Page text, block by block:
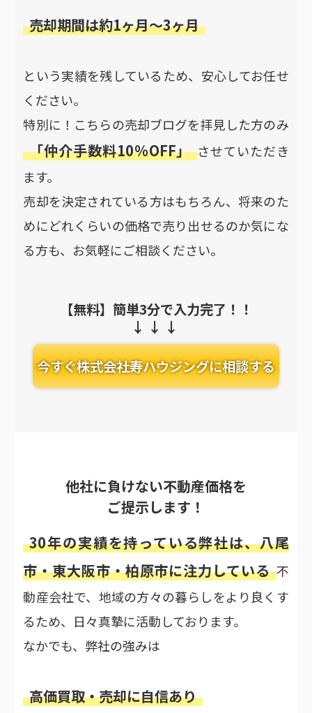
売却期間は約1ヶ月～3ヶ月
という実績を残しているため、安心してお任せ
ください。
特別に！こちらの売却ブログを拝見した方のみ
「仲介手数料10％OFF」 させていただき
ます。
売却を決定されている方はもちろん、将来のた
めにどれくらいの価格で売り出せるのか気にな
る方も、お気軽にご相談ください。
【無料】簡単3分で入力完了！！
今すぐ株式会社寿ハウジングに相談する
他社に負けない不動産価格を
ご提示します！
30年の実績を持っている弊社は、八尾
市・東大阪市・柏原市に注力している 不
動産会社で、地域の方々の暮らしをより良くす
るため、日々真摯に活動しております。
なかでも、弊社の強みは
高価買取・売却に自信あり